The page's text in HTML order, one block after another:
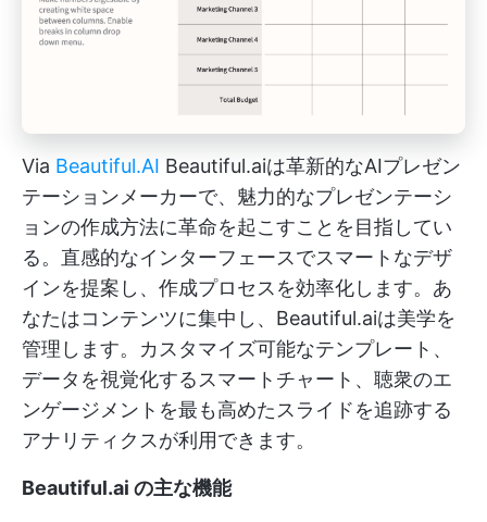
Via Beautiful.AI Beautiful.aiは革新的なAIプレゼン
テーションメーカーで、魅力的なプレゼンテーシ
ョンの作成方法に革命を起こすことを目指してい
る。直感的なインターフェースでスマートなデザ
インを提案し、作成プロセスを効率化します。あ
なたはコンテンツに集中し、Beautiful.aiは美学を
管理します。カスタマイズ可能なテンプレート、
データを視覚化するスマートチャート、聴衆のエ
ンゲージメントを最も高めたスライドを追跡する
アナリティクスが利用できます。
Beautiful.ai の主な機能